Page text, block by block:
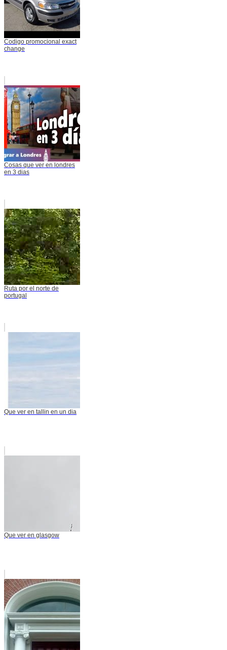
Codigo promocional exact
change
Cosas que ver en londres
en 3 dias
Ruta por el norte de
portugal
Que ver en tallin en un dia
Que ver en glasgow